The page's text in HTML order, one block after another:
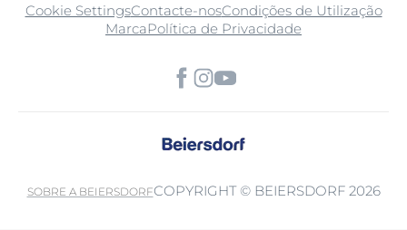
Cookie SettingsContacte-nosCondições de Utilização
MarcaPolítica de Privacidade
SOBRE A BEIERSDORFCOPYRIGHT © BEIERSDORF 2026